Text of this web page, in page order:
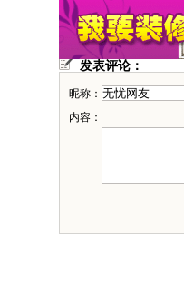
发表评论：
昵称：
内容：